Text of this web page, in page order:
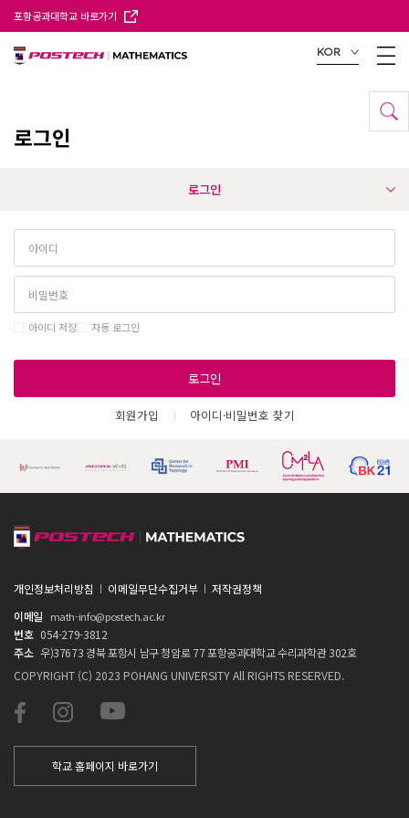
포항공과대학교 바로가기
KOR
로그인
로그인
아이디 저장 자동 로그인
로그인
회원가입 아이디·비밀번호 찾기
개인정보처리방침 이메일무단수집거부
저작권정책
이메일
math-info@postech.ac.kr
번호 054-279-3812
주소 우)37673 경북 포항시 남구 청암로 77 포항공과대학교 수리과학관 302호
COPYRIGHT (C) 2023 POHANG UNIVERSITY All RIGHTS RESERVED.
학교 홈페이지 바로가기